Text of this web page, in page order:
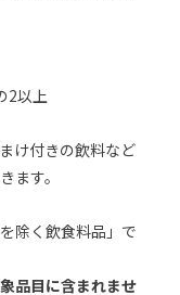
2以上
け付きの飲料など
ます。
除く飲食料品」で
品目に含まれませ